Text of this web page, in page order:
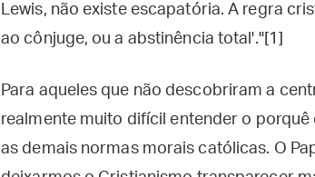
Lewis, não existe escapatória. A regra
ao cônjuge, ou a abstinência total'."[1]
Para aqueles que não descobriram a
realmente muito difícil entender o
as demais normas morais católicas. O